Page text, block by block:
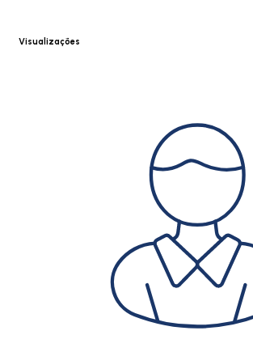
Visualizações